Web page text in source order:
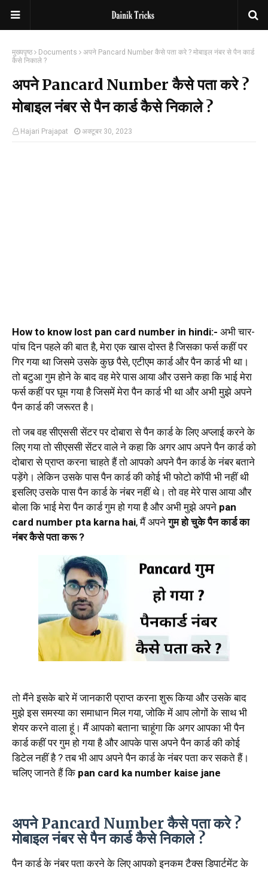
मुख्यपृष्ठ Documents
अपने Pancard Number कैसे पता करे ? मोबाइल नंबर से पैन कार्ड
कैसे निकाले ?
अपने Pancard Number कैसे पता करे ?
मोबाइल नंबर से पैन कार्ड कैसे निकाले ?
Hajari Prajapat अक्टूबर 30, 2023
How to know lost pan card number in hindi:- अभी चार-
पांच दिन पहले की बात है, मेरा एक खास दोस्त है जिसका फर्स कहीं पर
गिर गया था जिसमे उसके कुछ पैसे, एटीएम कार्ड और पैन कार्ड भी था।
तो बटुआ गुम होने के बाद वह मेरे पास आया और उसने कहा कि भाई मेरा
फर्स कहीं पर घूम गया है जिसमें मेरा पैन कार्ड भी था और अभी मुझे अपने
पैन कार्ड की जरूरत है।
तो जब वह सीएससी सेंटर पर दोबारा से पैन कार्ड के लिए अप्लाई करने के
लिए गया तो सीएससी सेंटर वाले ने कहा कि अगर आप अपने पैन कार्ड को
दोबारा से प्राप्त करना चाहते हैं तो आपको अपने पैन कार्ड के नंबर बताने
पड़ेंगे। लेकिन उसके पास पैन कार्ड की कोई भी फोटो कॉपी भी नहीं थी
इसलिए उसके पास पैन कार्ड के नंबर नहीं थे। तो वह मेरे पास आया और
बोला कि भाई मेरा पैन कार्ड गुम हो गया है और अभी मुझे अपने pan
card number pta karna hai, मैं अपनेगुम हो चुके पैन कार्ड का
नंबर कैसे पता करू ?
तो मैंने इसके बारे में जानकारी प्राप्त करना शुरू किया और उसके बाद
मुझे इस समस्या का समाधान मिल गया, जोकि में आप लोगों के साथ भी
शेयर करने वाला हूं। मैं आपको बताना चाहूंगा कि अगर आपका भी पैन
कार्ड कहीं पर गुम हो गया है और आपके पास अपने पैन कार्ड की कोई
डिटेल नहीं है ? तब भी आप अपने पैन कार्ड के नंबर पता कर सकते हैं।
चलिए जानते हैं कि pan card ka number kaise jane
अपने Pancard Number कैसे पता करे ?
मोबाइल नंबर से पैन कार्ड कैसे निकाले ?
पैन कार्ड के नंबर पता करने के लिए आपको इनकम टैक्स डिपार्टमेंट के